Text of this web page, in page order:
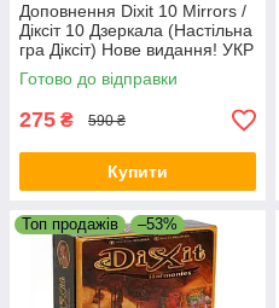
Доповнення Dixit 10 Mirrors /
Діксіт 10 Дзеркала (Настільна
гра Діксіт) Нове видання! УКР
Готово до відправки
275 ₴ 590 ₴
Купити
Топ продажів –53%